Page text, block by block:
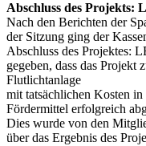
Abschluss des Projekts:
Nach den Berichten der
der Sitzung ging der
Abschluss des Projektes:
gegeben, dass das
Flutlichtanlage
mit tatsächlichen Kosten
Fördermittel erfolgreich
Dies wurde von den
über das Ergebnis des